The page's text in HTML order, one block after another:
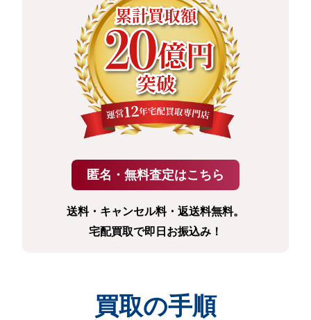
送料・キャンセル料・返送料無料。
宅配買取で即日お振込み！
買取の手順